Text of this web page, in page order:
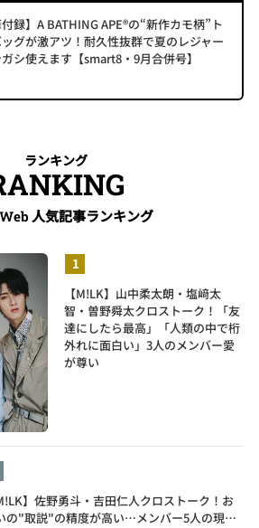
付録】A BATHING APE®の“新作カモ柄”ト
グが激アツ！耐久性抜群で夏のレジャー
シ使えます【smart8・9月合併号】
ランキング
人気記事ランキング
【M!LK】山中柔太朗・塩﨑太
智・曽野舜太クロストーク！「友
達にしたら最高」「人類の中で桁
外れに面白い」3人のメンバー愛
が尊い
】佐野勇斗・吉田仁人クロストーク！お
の"取説"の精度が高い…メンバー5人の現在